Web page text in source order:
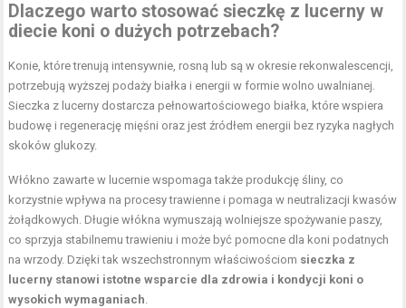
Dlaczego warto stosować sieczkę z lucerny w
diecie koni o dużych potrzebach?
Konie, które trenują intensywnie, rosną lub są w okresie rekonwalescencji,
potrzebują wyższej podaży białka i energii w formie wolno uwalnianej.
Sieczka z lucerny dostarcza pełnowartościowego białka, które wspiera
budowę i regenerację mięśni oraz jest źródłem energii bez ryzyka nagłych
skoków glukozy.
Włókno zawarte w lucernie wspomaga także produkcję śliny, co
korzystnie wpływa na procesy trawienne i pomaga w neutralizacji kwasów
żołądkowych. Długie włókna wymuszają wolniejsze spożywanie paszy,
co sprzyja stabilnemu trawieniu i może być pomocne dla koni podatnych
na wrzody. Dzięki tak wszechstronnym właściwościom sieczka z
lucerny stanowi istotne wsparcie dla zdrowia i kondycji koni o
wysokich wymaganiach.